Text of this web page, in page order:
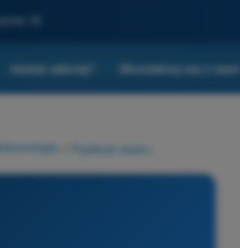
AI
Jesteś szkołą? Skontaktuj się z nami
Prędkość wiatru: